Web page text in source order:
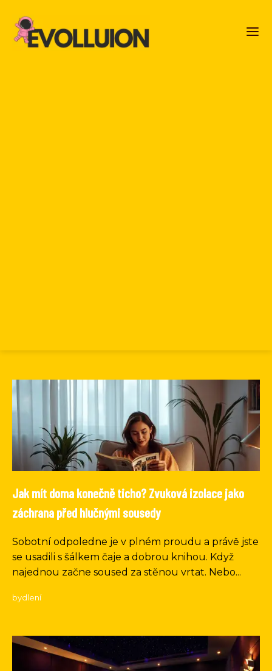
Jak mít doma konečně ticho? Zvuková izolace jako
záchrana před hlučnými sousedy
Sobotní odpoledne je v plném proudu a právě jste
se usadili s šálkem čaje a dobrou knihou. Když
najednou začne soused za stěnou vrtat. Nebo...
bydlení